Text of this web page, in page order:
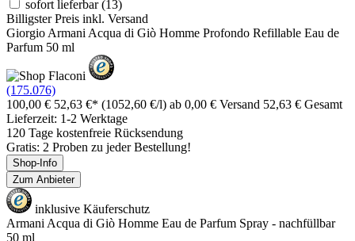
sofort lieferbar(13)
Billigster Preis inkl. Versand
Giorgio Armani Acqua di Giò Homme Profondo Refillable Eau de
Parfum 50 ml
(175.076)
100,00 € 52,63 €* (1052,60 €/l) ab 0,00 € Versand 52,63 € Gesamt
Lieferzeit: 1-2 Werktage
120 Tage kostenfreie Rücksendung
Gratis: 2 Proben zu jeder Bestellung!
Shop-Info
Zum Anbieter
inklusive Käuferschutz
Armani Acqua di Giò Homme Eau de Parfum Spray - nachfüllbar
50 ml